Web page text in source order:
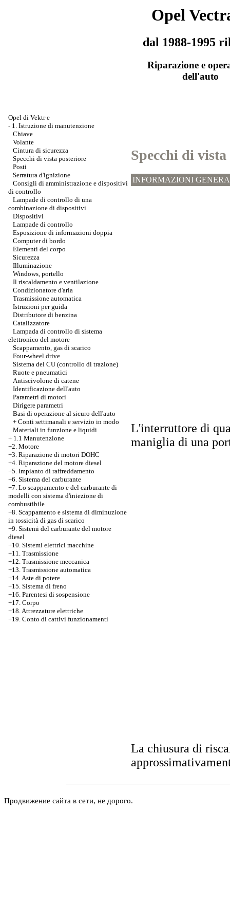
Opel
dal 1988-1995
Riparazione e
dell'auto
Opel di Vektr e
- 1. Istruzione di manutenzione
Chiave
Volante
Cintura di sicurezza
Specchi di vista posteriore
Posti
Serratura d'ignizione
Consigli di amministrazione e dispositivi
di controllo
Lampade di controllo di una
combinazione di dispositivi
Dispositivi
Lampade di controllo
Esposizione di informazioni doppia
Computer di bordo
Elementi del corpo
Sicurezza
Illuminazione
Windows, portello
Il riscaldamento e ventilazione
Condizionatore d'aria
Trasmissione automatica
Istruzioni per guida
Distributore di benzina
Catalizzatore
Lampada di controllo di sistema
elettronico del motore
Scappamento, gas di scarico
Four-wheel drive
Sistema del CU (controllo di trazione)
Ruote e pneumatici
Antiscivolone di catene
Identificazione dell'auto
Parametri di motori
Dirigere parametri
Basi di operazione al sicuro dell'auto
+ Conti settimanali e servizio in modo
Materiali in funzione e liquidi
+ 1.1 Manutenzione
+2. Motore
+3. Riparazione di motori DOHC
+4. Riparazione del motore diesel
+5. Impianto di raffreddamento
+6. Sistema del carburante
+7. Lo scappamento e del carburante di
modelli con sistema d'iniezione di
combustibile
+8. Scappamento e sistema di diminuzione
in tossicità di gas di scarico
+9. Sistemi del carburante del motore
diesel
+10. Sistemi elettrici macchine
+11. Trasmissione
+12. Trasmissione meccanica
+13. Trasmissione automatica
+14. Aste di potere
+15. Sistema di freno
+16. Parentesi di sospensione
+17. Corpo
+18. Attrezzature elettriche
+19. Conto di cattivi funzionamenti
Specchi di
INFORMAZIONI
L'interruttore di
maniglia di una
La chiusura di
Продвижение сайта в сети, не дорого.